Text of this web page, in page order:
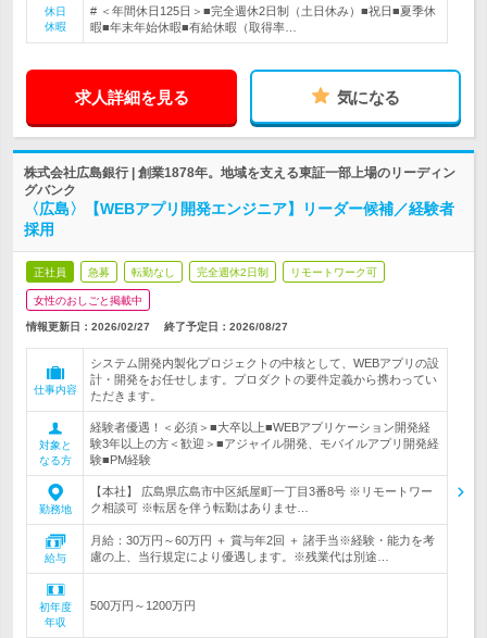
休日
休暇
# ＜年間休日125日＞■完全週休2日制（土日休み）■祝日■夏季休
暇■年末年始休暇■有給休暇（取得率…
求人詳細を見る 気になる
株式会社広島銀行 | 創業1878年。地域を支える東証一部上場のリーディン
グバンク
〈広島〉【WEBアプリ開発エンジニア】リーダー候補／経験者
採用
正社員 急募 転勤なし 完全週休2日制 リモートワーク可
女性のおしごと掲載中
情報更新日：2026/02/27 終了予定日： 2026/08/27
仕事内容
システム開発内製化プロジェクトの中核として、WEBアプリの設
計・開発をお任せします。プロダクトの要件定義から携わってい
ただきます。
対象と
なる方
経験者優遇！＜必須＞■大卒以上■WEBアプリケーション開発経
験3年以上の方＜歓迎＞■アジャイル開発、モバイルアプリ開発経
験■PM経験
勤務地
【本社】 広島県広島市中区紙屋町一丁目3番8号 ※リモートワー
ク相談可 ※転居を伴う転勤はありませ…
給与
月給：30万円～60万円 ＋ 賞与年2回 ＋ 諸手当※経験・能力を考
慮の上、当行規定により優遇します。※残業代は別途…
初年度
年収
500万円～1200万円